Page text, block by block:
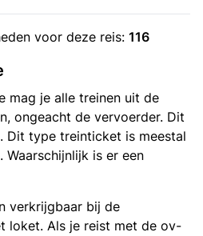
voor deze reis: 116
mag je alle treinen uit de
ongeacht de vervoerder. Dit
Dit type treinticket is meestal
is er een
verkrijgbaar bij de
loket. Als je reist met de ov-